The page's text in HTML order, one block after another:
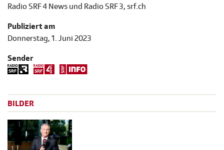
Radio SRF 4 News und Radio SRF 3, srf.ch
Publiziert am
Donnerstag, 1. Juni 2023
Sender
BILDER